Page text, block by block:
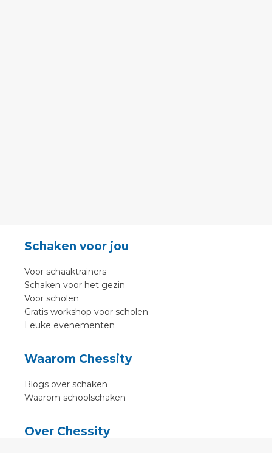
Schaken voor jou
Voor schaaktrainers
Schaken voor het gezin
Voor scholen
Gratis workshop voor scholen
Leuke evenementen
Waarom Chessity
Blogs over schaken
Waarom schoolschaken
Over Chessity